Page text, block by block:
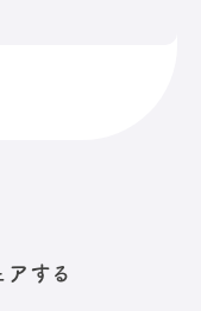
11シリー
アする